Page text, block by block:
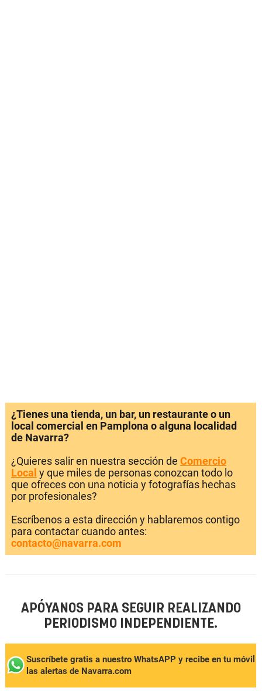
¿Tienes una tienda, un bar, un restaurante o un
local comercial en Pamplona o alguna localidad
de Navarra?
¿Quieres salir en nuestra sección de Comercio
Local y que miles de personas conozcan todo lo
que ofreces con una noticia y fotografías hechas
por profesionales?
Escríbenos a esta dirección y hablaremos contigo
para contactar cuando antes:
contacto@navarra.com
APÓYANOS PARA SEGUIR REALIZANDO
PERIODISMO INDEPENDIENTE.
Suscríbete gratis a nuestro WhatsAPP y recibe en tu móvil
las alertas de Navarra.com